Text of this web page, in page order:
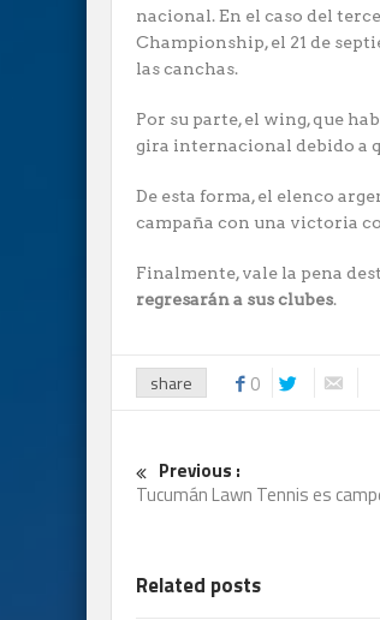
nacional. En el caso del
Championship, el 21 de
las canchas.
Por su parte, el wing, que
gira internacional debido a
De esta forma, el elenco
campaña con una victoria
Finalmente, vale la pena
regresarán a sus clubes.
share 0
Previous :
Tucumán Lawn Tennis es
Related posts